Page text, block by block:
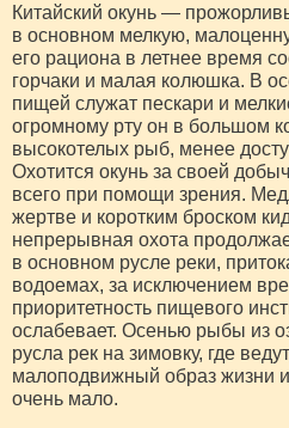
Китайский окунь —
в основном мелкую,
его рациона в летнее время
горчаки и малая колюшка. В
пищей служат пескари и
огромному рту он в большом
высокотелых рыб, менее
Охотится окунь за своей
всего при помощи зрения.
жертве и коротким броском
непрерывная охота
в основном русле реки,
водоемах, за исключением
приоритетность пищевого
ослабевает. Осенью рыбы из
русла рек на зимовку, где
малоподвижный образ жизни
очень мало.